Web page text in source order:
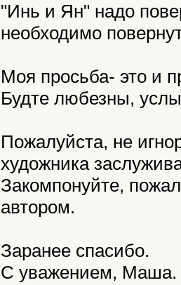
"Инь и Ян" надо
необходимо
Моя просьба- это и
Будте любезны,
Пожалуйста, не
художника
Закомпонуйте,
автором.
Заранее спасибо.
С уважением, Маша.